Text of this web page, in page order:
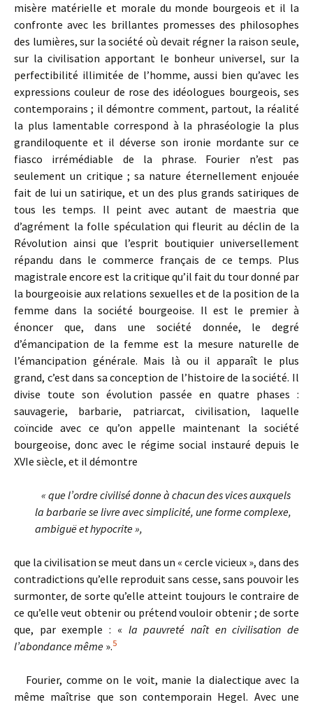
misère matérielle et morale du monde bourgeois et il la
confronte avec les brillantes promesses des philosophes
des lumières, sur la société où devait régner la raison seule,
sur la civilisation apportant le bonheur universel, sur la
perfectibilité illimitée de l’homme, aussi bien qu’avec les
expressions couleur de rose des idéologues bourgeois, ses
contemporains ; il démontre comment, partout, la réalité
la plus lamentable correspond à la phraséologie la plus
grandiloquente et il déverse son ironie mordante sur ce
fiasco irrémédiable de la phrase. Fourier n’est pas
seulement un critique ; sa nature éternellement enjouée
fait de lui un satirique, et un des plus grands satiriques de
tous les temps. Il peint avec autant de maestria que
d’agrément la folle spéculation qui fleurit au déclin de la
Révolution ainsi que l’esprit boutiquier universellement
répandu dans le commerce français de ce temps. Plus
magistrale encore est la critique qu’il fait du tour donné par
la bourgeoisie aux relations sexuelles et de la position de la
femme dans la société bourgeoise. Il est le premier à
énoncer que, dans une société donnée, le degré
d’émancipation de la femme est la mesure naturelle de
l’émancipation générale. Mais là ou il apparaît le plus
grand, c’est dans sa conception de l’histoire de la société. Il
divise toute son évolution passée en quatre phases :
sauvagerie, barbarie, patriarcat, civilisation, laquelle
coïncide avec ce qu’on appelle maintenant la société
bourgeoise, donc avec le régime social instauré depuis le
XVIe siècle, et il démontre
« que l’ordre civilisé donne à chacun des vices auxquels
la barbarie se livre avec simplicité, une forme complexe,
ambiguë et hypocrite »,
que la civilisation se meut dans un « cercle vicieux », dans des
contradictions qu’elle reproduit sans cesse, sans pouvoir les
surmonter, de sorte qu’elle atteint toujours le contraire de
ce qu’elle veut obtenir ou prétend vouloir obtenir ; de sorte
que, par exemple : « la pauvreté naît en civilisation de
l’abondance même ».5
Fourier, comme on le voit, manie la dialectique avec la
même maîtrise que son contemporain Hegel. Avec une